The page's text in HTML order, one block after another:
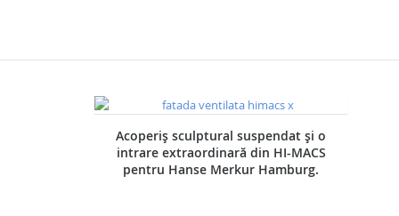
Acoperiș sculptural suspendat și o
intrare extraordinară din HI-MACS
pentru Hanse Merkur Hamburg.